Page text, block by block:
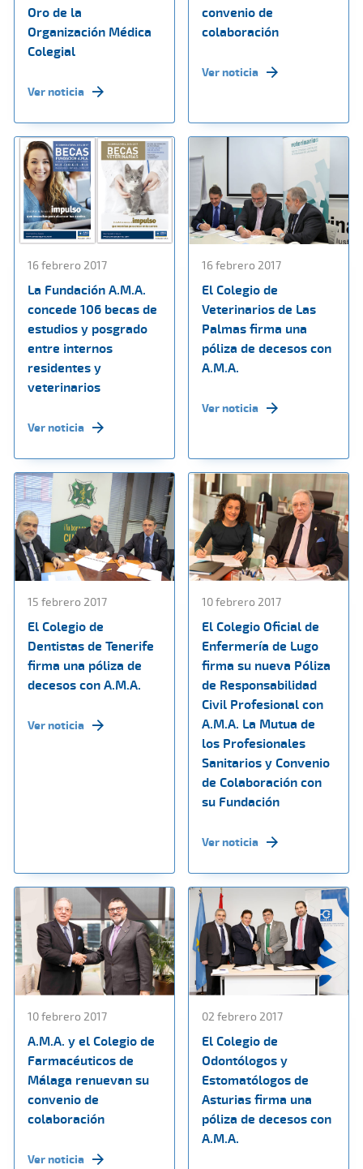
Oro de la
Organización Médica
Colegial
Ver noticia
convenio de
colaboración
Ver noticia
16 febrero 2017
La Fundación A.M.A.
concede 106 becas de
estudios y posgrado
entre internos
residentes y
veterinarios
Ver noticia
16 febrero 2017
El Colegio de
Veterinarios de Las
Palmas firma una
póliza de decesos con
A.M.A.
Ver noticia
15 febrero 2017
El Colegio de
Dentistas de Tenerife
firma una póliza de
decesos con A.M.A.
Ver noticia
10 febrero 2017
El Colegio Oficial de
Enfermería de Lugo
firma su nueva Póliza
de Responsabilidad
Civil Profesional con
A.M.A. La Mutua de
los Profesionales
Sanitarios y Convenio
de Colaboración con
su Fundación
Ver noticia
10 febrero 2017
A.M.A. y el Colegio de
Farmacéuticos de
Málaga renuevan su
convenio de
colaboración
Ver noticia
02 febrero 2017
El Colegio de
Odontólogos y
Estomatólogos de
Asturias firma una
póliza de decesos con
A.M.A.